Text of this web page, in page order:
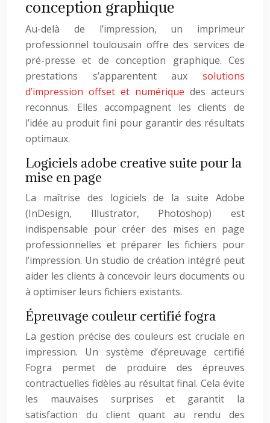
conception graphique
Au-delà de l’impression, un imprimeur
professionnel toulousain offre des services de
pré-presse et de conception graphique. Ces
prestations s’apparentent aux solutions
d’impression offset et numérique des acteurs
reconnus. Elles accompagnent les clients de
l’idée au produit fini pour garantir des résultats
optimaux.
Logiciels adobe creative suite pour la
mise en page
La maîtrise des logiciels de la suite Adobe
(InDesign, Illustrator, Photoshop) est
indispensable pour créer des mises en page
professionnelles et préparer les fichiers pour
l’impression. Un studio de création intégré peut
aider les clients à concevoir leurs documents ou
à optimiser leurs fichiers existants.
Épreuvage couleur certifié fogra
La gestion précise des couleurs est cruciale en
impression. Un système d’épreuvage certifié
Fogra permet de produire des épreuves
contractuelles fidèles au résultat final. Cela évite
les mauvaises surprises et garantit la
satisfaction du client quant au rendu des